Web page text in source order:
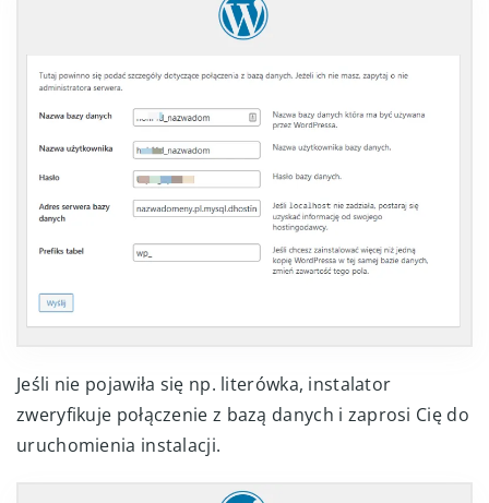
Jeśli nie pojawiła się np. literówka, instalator
zweryfikuje połączenie z bazą danych i zaprosi Cię do
uruchomienia instalacji.